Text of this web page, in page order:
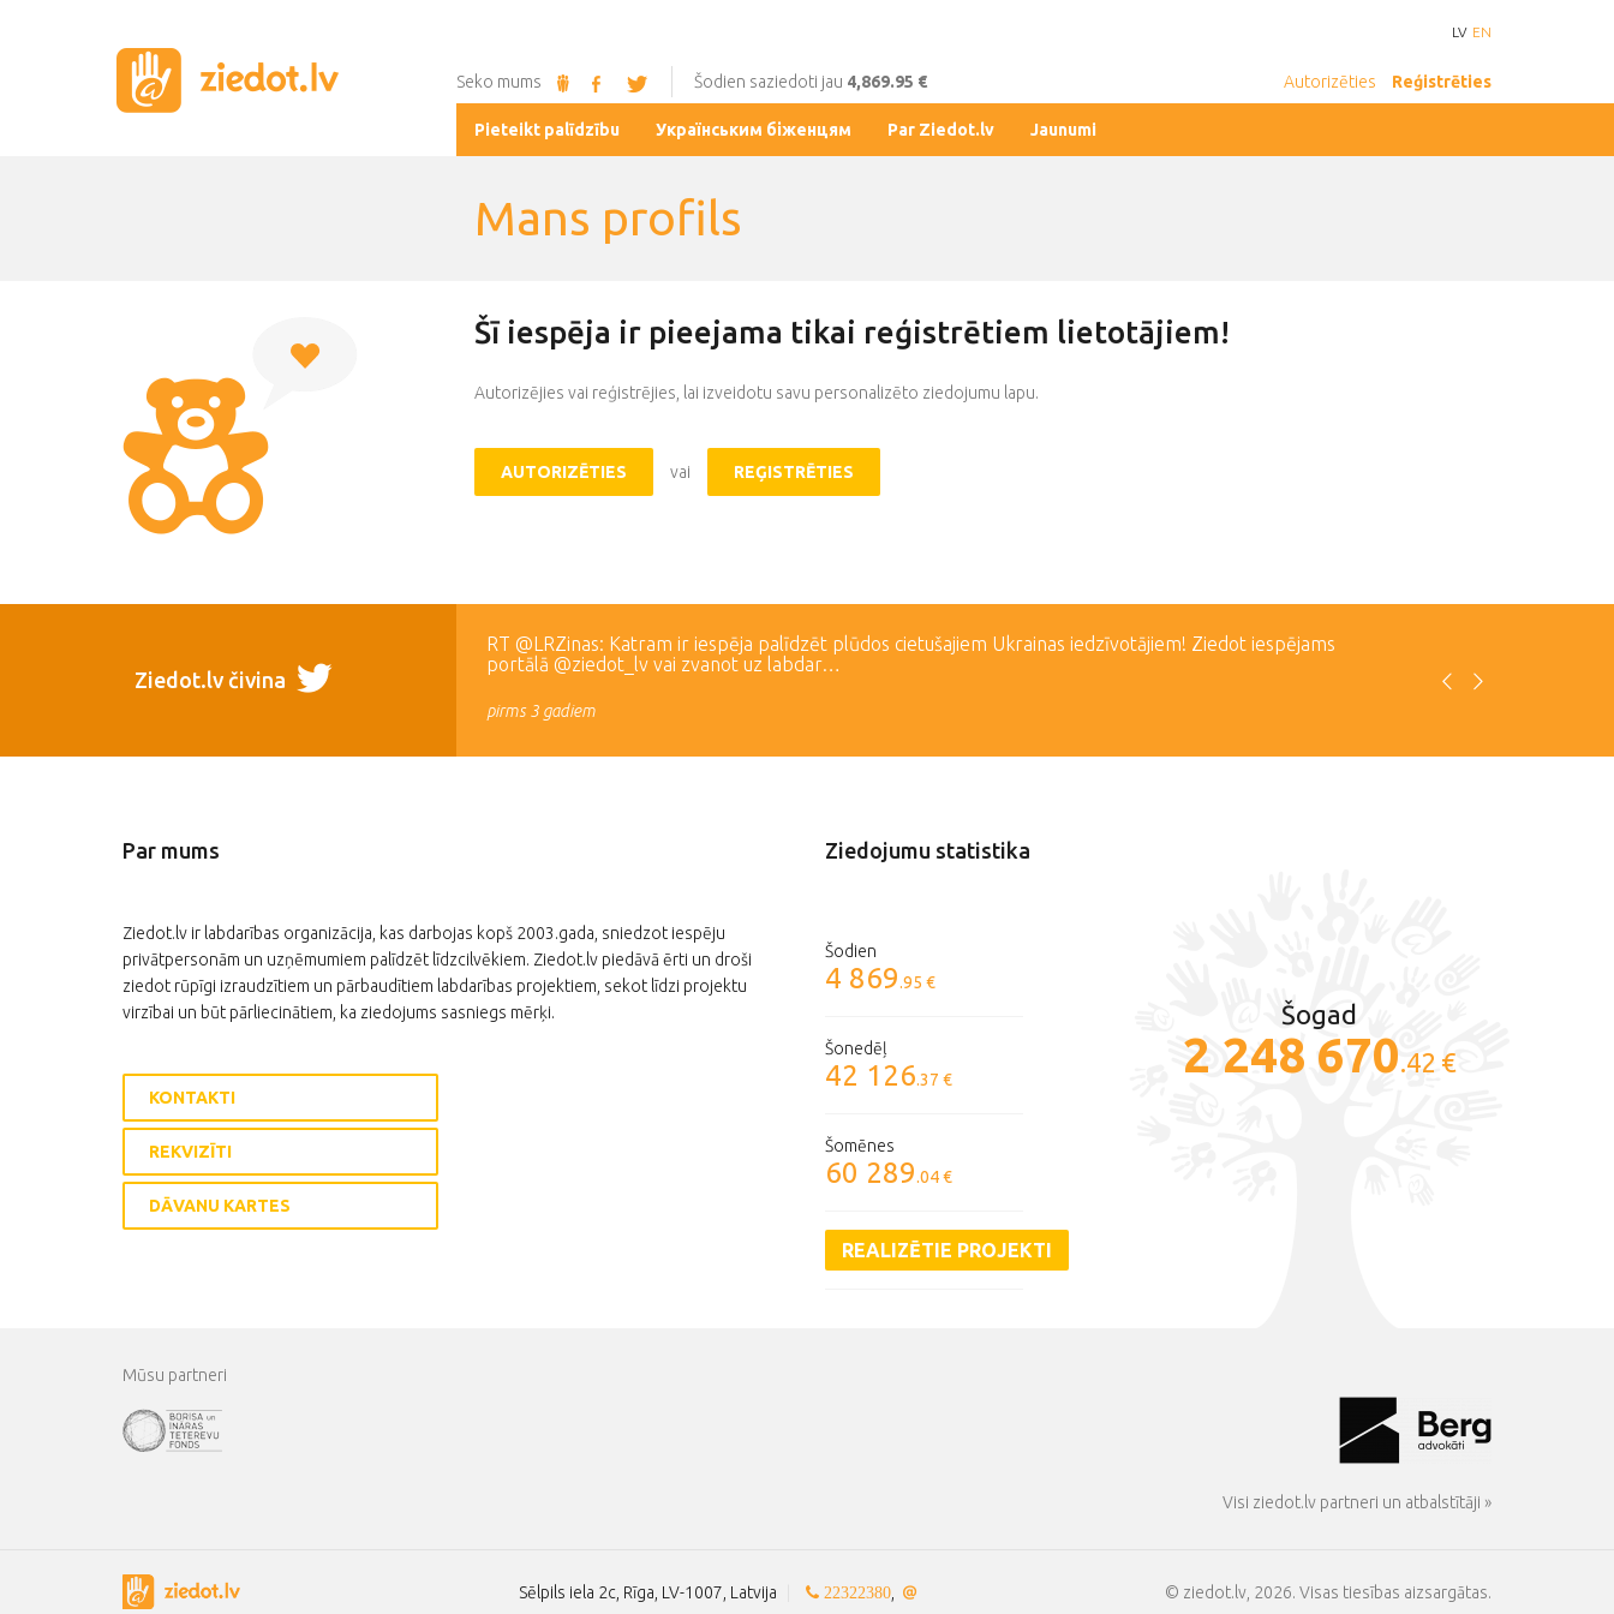
LV EN
Seko mums Šodien saziedoti jau 4,869.95 € Autorizēties Reģistrēties
Pieteikt palīdzību Українським біженцям Par Ziedot.lv Jaunumi
Mans profils
Šī iespēja ir pieejama tikai reģistrētiem lietotājiem!
Autorizējies vai reģistrējies, lai izveidotu savu personalizēto ziedojumu lapu.
AUTORIZĒTIES vai REĢISTRĒTIES
Ziedot.lv čivina
RT @LRZinas: Katram ir iespēja palīdzēt plūdos cietušajiem Ukrainas iedzīvotājiem! Ziedot iespējams
portālā @ziedot_lv vai zvanot uz labdar…
pirms 3 gadiem
Par mums
Ziedot.lv ir labdarības organizācija, kas darbojas kopš 2003.gada, sniedzot iespēju
privātpersonām un uzņēmumiem palīdzēt līdzcilvēkiem. Ziedot.lv piedāvā ērti un droši
ziedot rūpīgi izraudzītiem un pārbaudītiem labdarības projektiem, sekot līdzi projektu
virzībai un būt pārliecinātiem, ka ziedojums sasniegs mērķi.
KONTAKTI
REKVIZĪTI
DĀVANU KARTES
Ziedojumu statistika
Šodien
4 869.95 €
Šonedēļ
42 126.37 €
Šomēnes
60 289.04 €
REALIZĒTIE PROJEKTI
Šogad
2 248 670.42 €
Mūsu partneri
Visi ziedot.lv partneri un atbalstītāji »
Sēlpils iela 2c, Rīga, LV-1007, Latvija 22322380 © ziedot.lv, 2026. Visas tiesības aizsargātas.